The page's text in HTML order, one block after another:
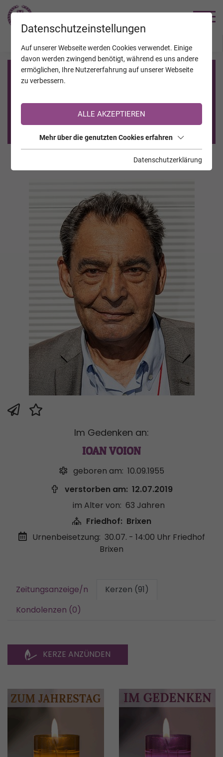
Registrierung auf TrauerHilfe.it
Sie sind noch nicht auf TrauerHilfe.it registriert?
>> zur kostenlosen Registrierung <<
Im Gedenken an:
IOAN VOION
geboren am: 10.09.1955
verstorben am: 12.07.2019
im Alter von: 63 Jahren
Friedhof: Brixen
Urnenbeisetzung: 30.07. - 14:00 Uhr Friedhof
Brixen
Zeitungsanzeige/n
Kerzen (91)
Kondolenzen (0)
KERZE ANZÜNDEN
Datenschutzeinstellungen
Auf unserer Webseite werden Cookies verwendet. Einige
davon werden zwingend benötigt, während es uns andere
ermöglichen, Ihre Nutzererfahrung auf unserer Webseite
zu verbessern.
ALLE AKZEPTIEREN
Mehr über die genutzten Cookies erfahren
Datenschutzerklärung
JAHRESTAGE KALENDER VERSTORBENE